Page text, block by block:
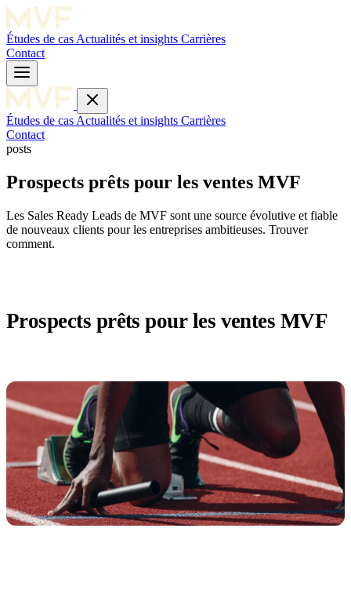
Études de cas Actualités et insights Carrières
Contact
Études de cas Actualités et insights Carrières
Contact
posts
Prospects prêts pour les ventes MVF
Les Sales Ready Leads de MVF sont une source évolutive et fiable
de nouveaux clients pour les entreprises ambitieuses. Trouver
comment.
Prospects prêts pour les ventes MVF